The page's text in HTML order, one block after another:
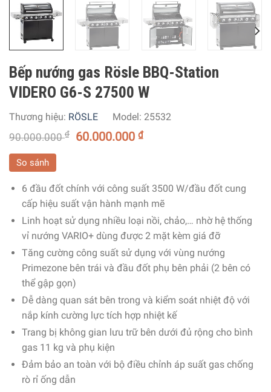
Bếp nướng gas Rösle BBQ-Station
VIDERO G6-S 27500 W
Thương hiệu: RÖSLE Model: 25532
90.000.000₫ 60.000.000₫
So sánh
6 đầu đốt chính với công suất 3500 W/đầu đốt cung
cấp hiệu suất vận hành mạnh mẽ
Linh hoạt sử dụng nhiều loại nồi, chảo,… nhờ hệ thống
vỉ nướng VARIO+ dùng được 2 mặt kèm giá đỡ
Tăng cường công suất sử dụng với vùng nướng
Primezone bên trái và đầu đốt phụ bên phải (2 bên có
thể gập gọn)
Dễ dàng quan sát bên trong và kiểm soát nhiệt độ với
nắp kính cường lực tích hợp nhiệt kế
Trang bị không gian lưu trữ bên dưới đủ rộng cho bình
gas 11 kg và phụ kiện
Đảm bảo an toàn với bộ điều chỉnh áp suất gas chống
rò rỉ ống dẫn